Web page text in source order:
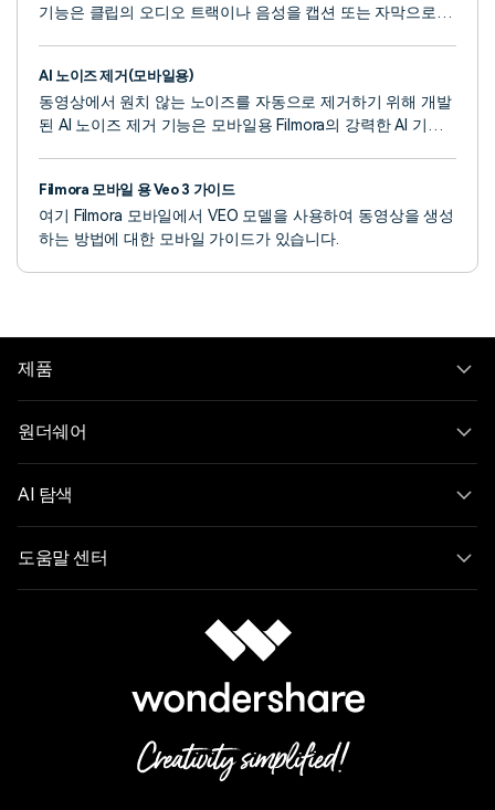
기능은 클립의 오디오 트랙이나 음성을 캡션 또는 자막으로 변
아래 가이드를 읽고 필모라의 포켓 사이즈 편집기에서 AI 기반
음성-텍스트 변환 도구를 사용하는 방법을 알아보세요.
AI 노이즈 제거(모바일용)
동영상에서 원치 않는 노이즈를 자동으로 제거하기 위해 개발
된 AI 노이즈 제거 기능은 모바일용 Filmora의 강력한 AI 기반
세히 알아보세요.
Filmora 모바일 용 Veo 3 가이드
여기 Filmora 모바일에서 VEO 모델을 사용하여 동영상을 생성
하는 방법에 대한 모바일 가이드가 있습니다.
제품
원더쉐어
AI 탐색
도움말 센터